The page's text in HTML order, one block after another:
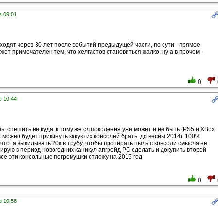
09:01
через 30 лет после событий предыдущей части, по сути - прямое
примечателен тем, что хелгастов становиться жалко, ну а в прочем -
0
10:44
спешить не куда. к тому же сл.поколения уже может и не быть (PS5 и XBox
можно будет прикинуть какую из консолей брать. до весны 2014г. 100%
а выкидывать 20к в трубу, чтобы протирать пыль с консоли смысла не
в период новогодних каникул апгрейд PC сделать и докупить второй
эти консольные погремушки отложу на 2015 год
0
10:58